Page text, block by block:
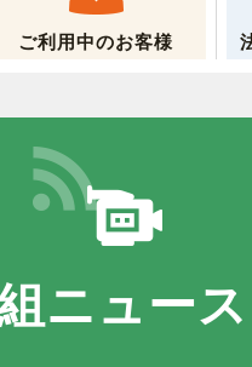
ご利用中のお客様
ニュース